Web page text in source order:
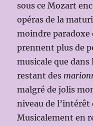
sous ce Mozart
opéras de la
moindre paradoxe
prennent plus de
musicale que
restant des
malgré de jolis
niveau de
Musicalement en